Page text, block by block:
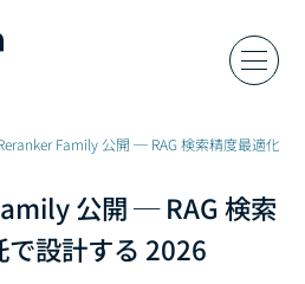
Family 公開 ─ RAG 検索精度最適化を
公開 ─ RAG 検索
設計する 2026